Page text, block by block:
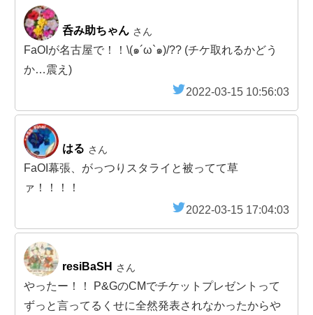
呑み助ちゃん さん
FaOIが名古屋で！！\(๑´ω`๑)/︎?︎? (チケ取れるかどう
か…震え)
2022-03-15 10:56:03
はる さん
FaOI幕張、がっつりスタライと被ってて草
ァ！！！！
2022-03-15 17:04:03
resiBaSH さん
やったー！！ P&GのCMでチケットプレゼントって
ずっと言ってるくせに全然発表されなかったからや